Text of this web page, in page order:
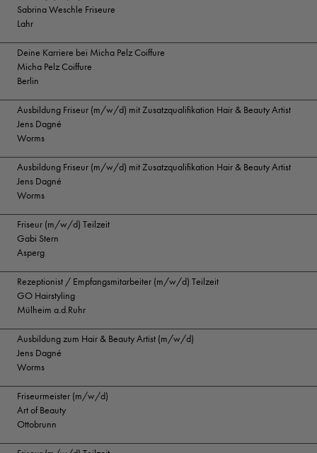
Sabrina Weschle Friseure
Lahr
Deine Karriere bei Micha Pelz Coiffure
Micha Pelz Coiffure
Berlin
Ausbildung Friseur (m/w/d) mit Zusatzqualifikation Hair & Beauty Artist
Jens Dagné
Worms
Ausbildung Friseur (m/w/d) mit Zusatzqualifikation Hair & Beauty Artist
Jens Dagné
Worms
Friseur (m/w/d) Teilzeit
Gabi Stern
Asperg
Rezeptionist / Empfangsmitarbeiter (m/w/d) Teilzeit
GO Hairstyling
Mülheim a.d.Ruhr
Ausbildung zum Hair & Beauty Artist (m/w/d)
Jens Dagné
Worms
Friseurmeister (m/w/d)
Art of Beauty
Ottobrunn